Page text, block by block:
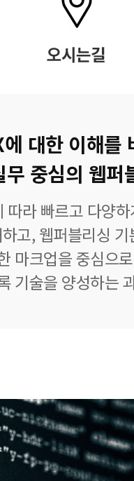
대한 이해를
무 중심의 웹퍼
따라 빠르고 다양
고, 웹퍼블리싱
마크업을 중심으
기술을 양성하는